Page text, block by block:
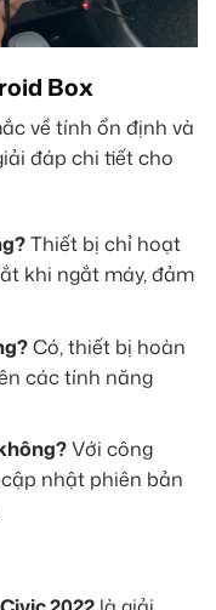
Box
về tính ổn định và
đáp chi tiết cho
Thiết bị chỉ hoạt
khi ngắt máy, đảm
Có, thiết bị hoàn
các tính năng
Với công
nhật phiên bản